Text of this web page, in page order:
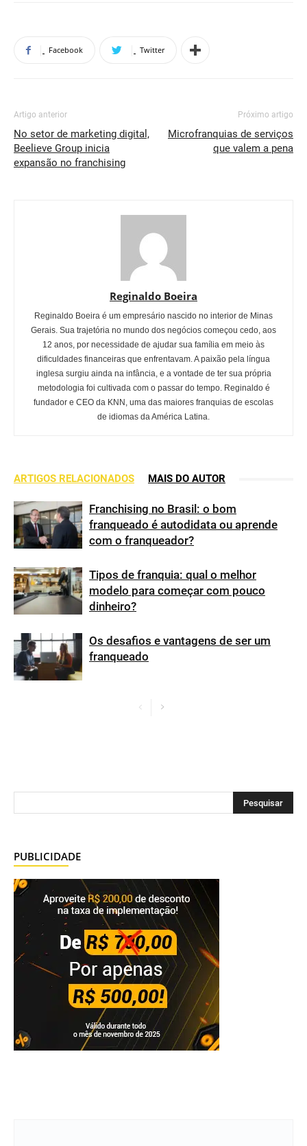
Facebook Twitter
Artigo anterior
No setor de marketing digital,
Beelieve Group inicia
expansão no franchising
Próximo artigo
Microfranquias de serviços
que valem a pena
Reginaldo Boeira
Reginaldo Boeira é um empresário nascido no interior de Minas
Gerais. Sua trajetória no mundo dos negócios começou cedo, aos
12 anos, por necessidade de ajudar sua família em meio às
dificuldades financeiras que enfrentavam. A paixão pela língua
inglesa surgiu ainda na infância, e a vontade de ter sua própria
metodologia foi cultivada com o passar do tempo. Reginaldo é
fundador e CEO da KNN, uma das maiores franquias de escolas
de idiomas da América Latina.
ARTIGOS RELACIONADOS MAIS DO AUTOR
Franchising no Brasil: o bom
franqueado é autodidata ou aprende
com o franqueador?
Tipos de franquia: qual o melhor
modelo para começar com pouco
dinheiro?
Os desafios e vantagens de ser um
franqueado
PUBLICIDADE